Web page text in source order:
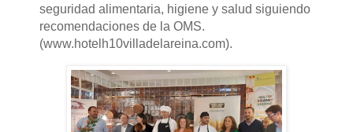
seguridad alimentaria, higiene y salud siguiendo
recomendaciones de la OMS.
(www.hotelh10villadelareina.com).